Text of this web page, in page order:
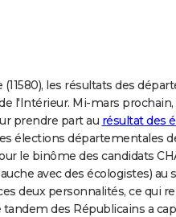
(11580), les résultats des
l'Intérieur. Mi-mars
prendre part au résultat des
élections départementales
le binôme des candidats
avec des écologistes)
deux personnalités, ce qui
des Républicains a